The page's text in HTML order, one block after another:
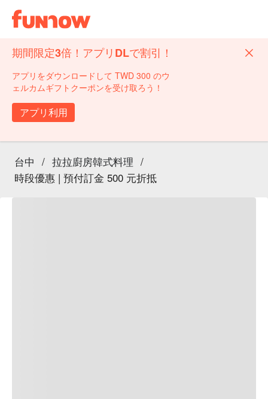
期間限定3倍！アプリDLで割引！
アプリをダウンロードして TWD 300 のウ
ェルカムギフトクーポンを受け取ろう！
アプリ利用
台中 / 拉拉廚房韓式料理 /
時段優惠 | 預付訂金 500 元折抵